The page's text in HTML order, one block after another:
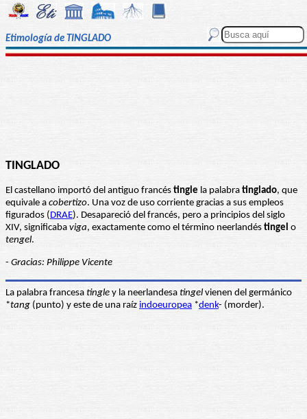
Etimología de TINGLADO
TINGLADO
El castellano importó del antiguo francés tingle la palabra tinglado, que
equivale a cobertizo. Una voz de uso corriente gracias a sus empleos
figurados (DRAE). Desapareció del francés, pero a principios del siglo
XIV, significaba viga, exactamente como el término neerlandés tingel o
tengel.
- Gracias: Philippe Vicente
La palabra francesa tingle y la neerlandesa tingelvienen del germánico
*tang (punto) y este de una raíz indoeuropea *denk- (morder).